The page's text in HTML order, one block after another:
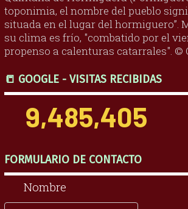
toponimia, el nombre del pueblo
situada en el lugar del hormiguero”.
su clima es frío, "combatido por el
propenso a calenturas catarrales". ©
📒 GOOGLE - VISITAS RECIBIDAS
9,485,405
FORMULARIO DE CONTACTO
Nombre